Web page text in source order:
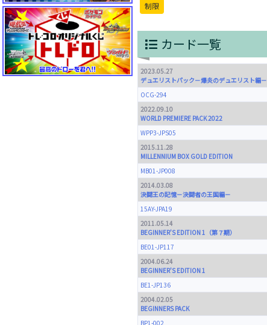
制限
カード一覧
2023.05.27
デュエリストパック－爆炎のデュエリスト編－
OCG-294
2022.09.10
WORLD PREMIERE PACK 2022
WPP3-JPS05
2015.11.28
MILLENNIUM BOX GOLD EDITION
MB01-JP008
2014.03.08
決闘王の記憶－決闘者の王国編－
15AY-JPA19
2011.05.14
BEGINNER'S EDITION 1（第７期）
BE01-JP117
2004.06.24
BEGINNER'S EDITION 1
BE1-JP136
2004.02.05
BEGINNERS PACK
BP1-002